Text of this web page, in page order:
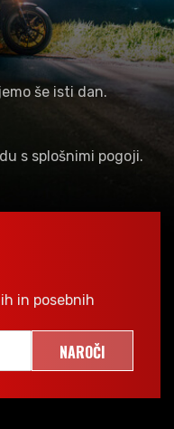
še isti dan.
s splošnimi pogoji.
in posebnih
NAROČI